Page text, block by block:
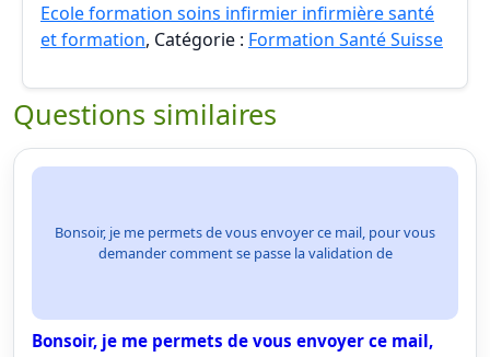
Ecole formation soins infirmier infirmière santé
et formation, Catégorie : Formation Santé Suisse
Questions similaires
Bonsoir, je me permets de vous envoyer ce mail, pour vous
demander comment se passe la validation de
Bonsoir, je me permets de vous envoyer ce mail,